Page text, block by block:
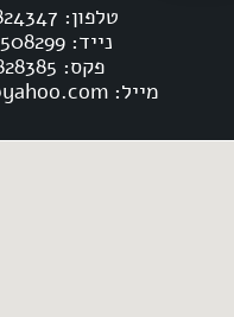
טלפון: 6824347 - 03
נייד: 050-7508299
פקס: 03-6828385
מייל: medzachi@yahoo.com